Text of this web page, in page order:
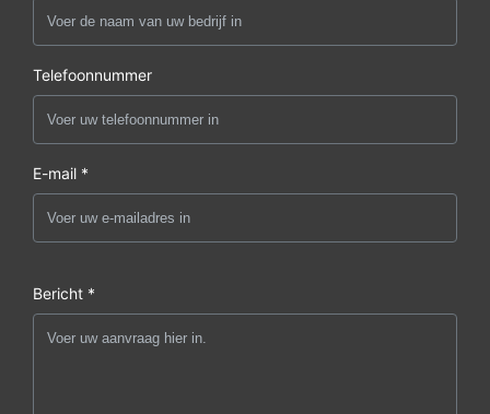
Telefoonnummer
E-mail *
Bericht *